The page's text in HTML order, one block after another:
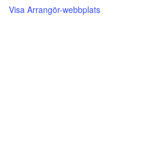
Visa Arrangör-webbplats